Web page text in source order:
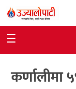
राजनीति
विशेष
☰
कर्णालीमा